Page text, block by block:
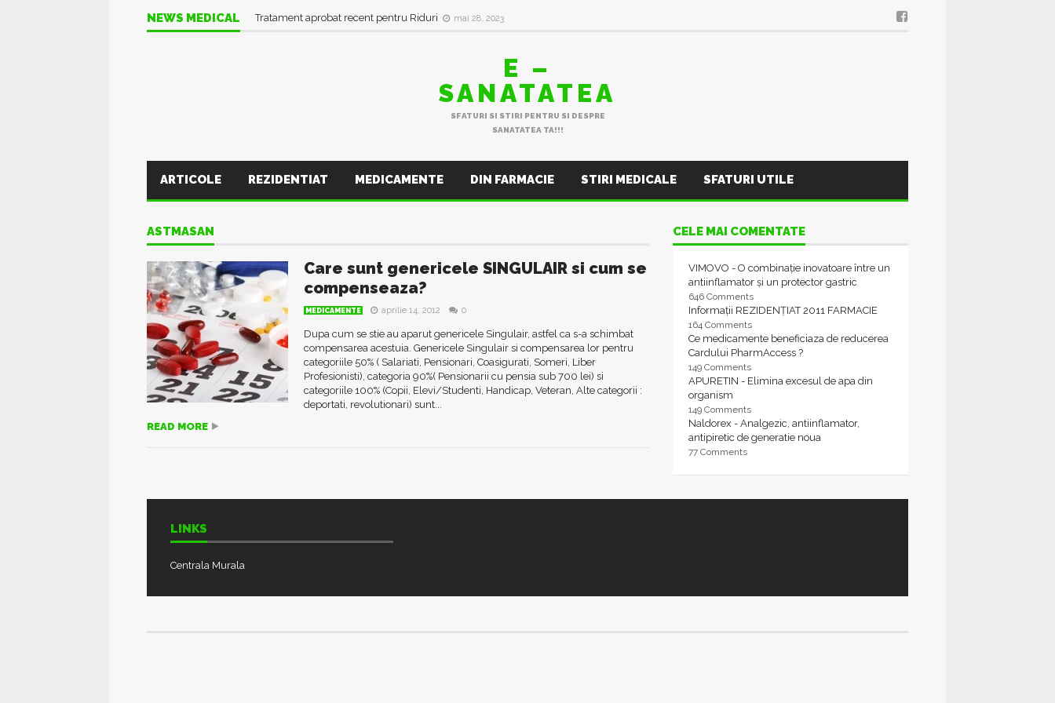
NEWS MEDICAL Tratament aprobat recent pentru Riduri mai 28, 2023
E –
SANATATEA
SFATURI SI STIRI PENTRU SI DESPRE
SANATATEA TA!!!
ARTICOLE REZIDENTIAT MEDICAMENTE DIN FARMACIE STIRI MEDICALE SFATURI UTILE
ASTMASAN
Care sunt genericele SINGULAIR si cum se
compenseaza?
MEDICAMENTE aprilie 14, 2012 0
Dupa cum se stie au aparut genericele Singulair, astfel ca s-a schimbat
compensarea acestuia. Genericele Singulair si compensarea lor pentru
categoriile 50% ( Salariati, Pensionari, Coasigurati, Someri, Liber
Profesionisti), categoria 90%( Pensionarii cu pensia sub 700 lei) si
categoriile 100% (Copii, Elevi/Studenti, Handicap, Veteran, Alte categorii :
deportati, revolutionari) sunt...
READ MORE
CELE MAI COMENTATE
VIMOVO - O combinație inovatoare între un
antiinflamator și un protector gastric
646 Comments
Informații REZIDENȚIAT 2011 FARMACIE
164 Comments
Ce medicamente beneficiaza de reducerea
Cardului PharmAccess ?
149 Comments
APURETIN - Elimina excesul de apa din
organism
149 Comments
Naldorex - Analgezic, antiinflamator,
antipiretic de generatie noua
77 Comments
LINKS
Centrala Murala